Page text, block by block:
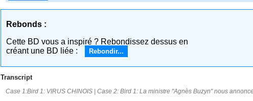
Rebonds :
Cette BD vous a inspiré ? Rebondissez dessus en
créant une BD liée :
Rebondir...
Transcript
Case 1:Bird 1: VIRUS CHINOIS | Case 2: Bird 1: La ministre "Agnès Buzyn" nous